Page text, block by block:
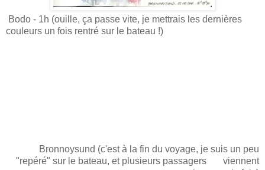
Bodo - 1h (ouille, ça passe vite, je mettrais les dernières
couleurs un fois rentré sur le bateau !)
Bronnoysund (c'est à la fin du voyage, je suis un peu
"repéré" sur le bateau, et plusieurs passagers viennent